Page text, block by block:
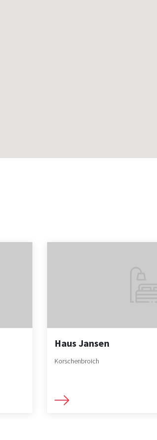
Haus Jansen
Korschenbroich